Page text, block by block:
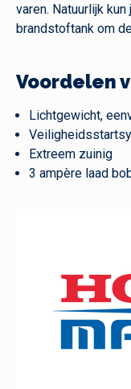
varen. Natuurlijk
brandstoftank om
Voordelen
Lichtgewicht,
Extreem zuinig
3 ampère laad